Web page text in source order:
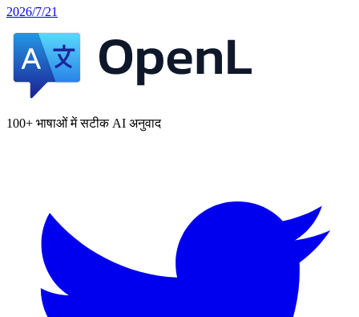
2026/7/21
100+ भाषाओं में सटीक AI अनुवाद